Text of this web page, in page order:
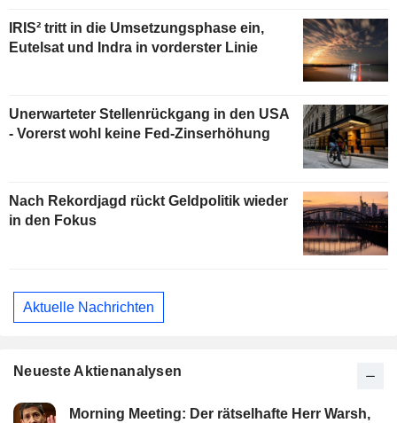
IRIS² tritt in die Umsetzungsphase ein,
Eutelsat und Indra in vorderster Linie
Unerwarteter Stellenrückgang in den USA
- Vorerst wohl keine Fed-Zinserhöhung
Nach Rekordjagd rückt Geldpolitik wieder
in den Fokus
Aktuelle Nachrichten
Neueste Aktienanalysen
Morning Meeting: Der rätselhafte Herr Warsh,